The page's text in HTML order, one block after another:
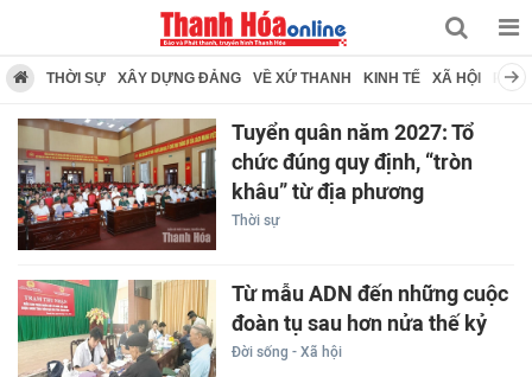
THỜI SỰ XÂY DỰNG ĐẢNG VỀ XỨ THANH KINH TẾ XÃ HỘI
Tuyển quân năm 2027: Tổ
chức đúng quy định, “tròn
khâu” từ địa phương
Thời sự
Từ mẫu ADN đến những cuộc
đoàn tụ sau hơn nửa thế kỷ
Đời sống - Xã hội